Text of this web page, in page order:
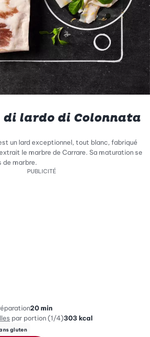
di lardo di Colonnata
un lard exceptionnel, tout blanc, fabriqué
le marbre de Carrare. Sa maturation se
de marbre.
PUBLICITÉ
20 min
par portion (1/4)303 kcal
gluten